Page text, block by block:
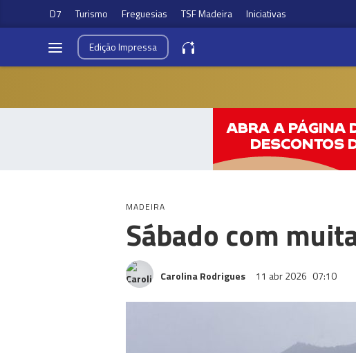
D7 Turismo Freguesias TSF Madeira Iniciativas
EdiçãoImpressa
MADEIRA
Sábado com
Carolina Rodrigues 11 abr 2026 07:10